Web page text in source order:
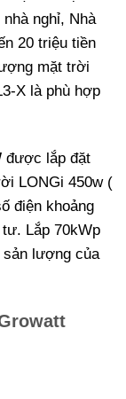
nghỉ, Nhà
20 triệu tiền
mặt trời
X là phù hợp
được lắp đặt
LONGi 450w (
điện khoảng
Lắp 70kWp
sản lượng của